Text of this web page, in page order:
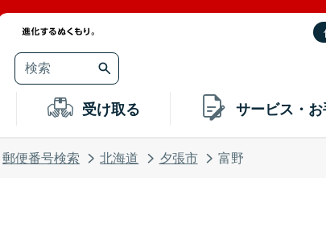
受け取る サービス・お
郵便番号検索 北海道 夕張市 富野